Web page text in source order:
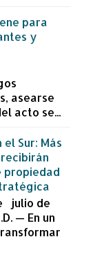
para
y
asearse
acto se...
Sur: Más
propiedad
julio de
— En un